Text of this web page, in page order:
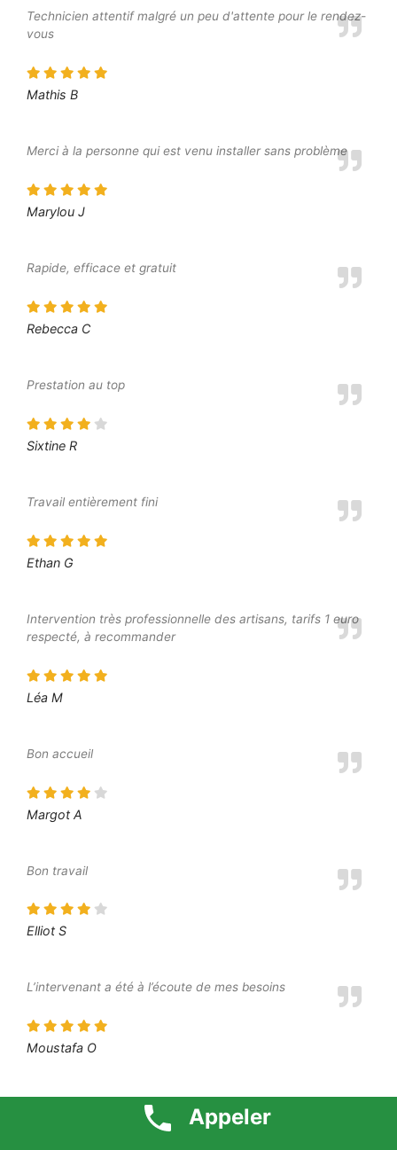
Technicien attentif malgré un peu d'attente pour le rendez-
vous
Mathis B
Merci à la personne qui est venu installer sans problème
Marylou J
Rapide, efficace et gratuit
Rebecca C
Prestation au top
Sixtine R
Travail entièrement fini
Ethan G
Intervention très professionnelle des artisans, tarifs 1 euro
respecté, à recommander
Léa M
Bon accueil
Margot A
Bon travail
Elliot S
L’intervenant a été à l’écoute de mes besoins
Moustafa O
Je suis très content du résultat finalAppeler